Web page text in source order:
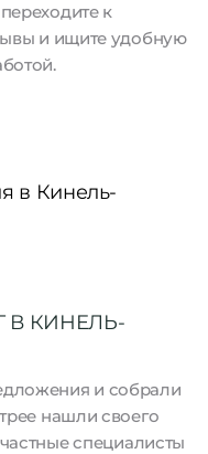
к
и ищите удобную
в Кинель-
В КИНЕЛЬ-
и собрали
нашли своего
специалисты